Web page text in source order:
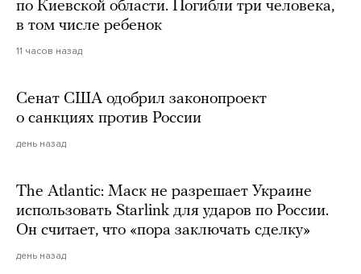
по Киевской области. Погибли три человека,
в том числе ребенок
11 часов назад
Сенат США одобрил законопроект
о санкциях против России
день назад
The Atlantic: Маск не разрешает Украине
использовать Starlink для ударов по России.
Он считает, что «пора заключать сделку»
день назад